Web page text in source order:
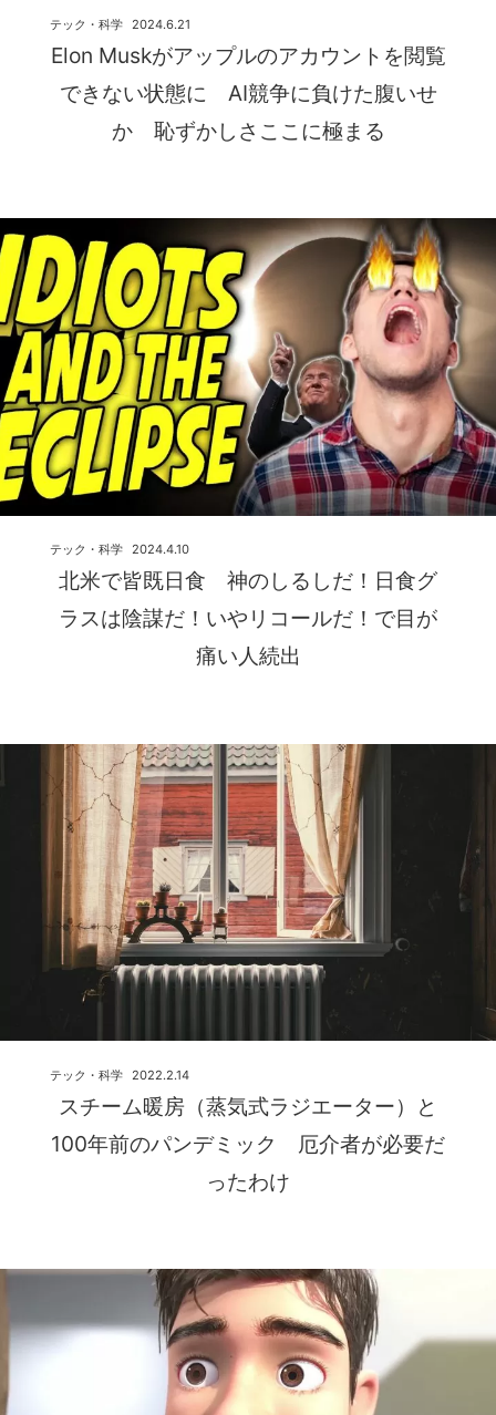
Elon Muskがアップルのアカウントを閲覧
できない状態に AI競争に負けた腹いせ
か 恥ずかしさここに極まる
2024.6.21
テック・科学
北米で皆既日食 神のしるしだ！日食グ
ラスは陰謀だ！いやリコールだ！で目が
痛い人続出
2024.4.10
テック・科学
スチーム暖房（蒸気式ラジエーター）と
100年前のパンデミック 厄介者が必要だ
ったわけ
2022.2.14
テック・科学